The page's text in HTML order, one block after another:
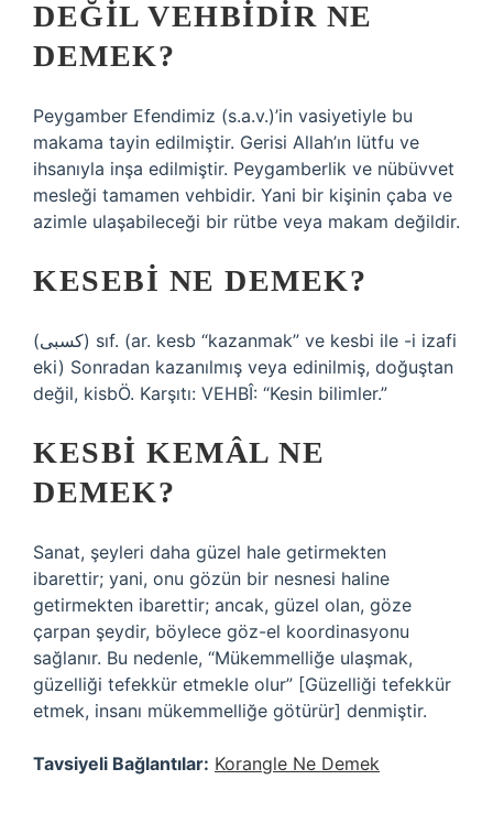
DEĞIL VEHBIDIR NE
DEMEK?
Peygamber Efendimiz (s.a.v.)’in vasiyetiyle bu
makama tayin edilmiştir. Gerisi Allah’ın lütfu ve
ihsanıyla inşa edilmiştir. Peygamberlik ve nübüvvet
mesleği tamamen vehbidir. Yani bir kişinin çaba ve
azimle ulaşabileceği bir rütbe veya makam değildir.
KESEBI NE DEMEK?
(ﻛﺴﺒﻰ) sıf. (ar. kesb “kazanmak” ve kesbі ile -і izafi
eki) Sonradan kazanılmış veya edinilmiş, doğuştan
değil, kisbÖ. Karşıtı: VEHBÎ: “Kesin bilimler.”
KESBI KEMÂL NE
DEMEK?
Sanat, şeyleri daha güzel hale getirmekten
ibarettir; yani, onu gözün bir nesnesi haline
getirmekten ibarettir; ancak, güzel olan, göze
çarpan şeydir, böylece göz-el koordinasyonu
sağlanır. Bu nedenle, “Mükemmelliğe ulaşmak,
güzelliği tefekkür etmekle olur” [Güzelliği tefekkür
etmek, insanı mükemmelliğe götürür] denmiştir.
Tavsiyeli Bağlantılar: Korangle Ne Demek